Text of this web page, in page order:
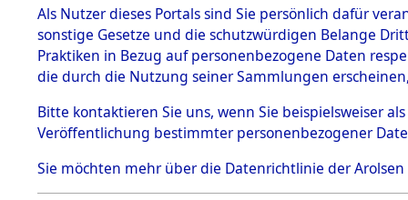
mente
5. Verschiedenes
5.3
Todesmärsche
5.3.1 Alliierte
Erhebungen
zu
Todesmärsch
en
5.3.2
Als Nutzer dieses Portals sind Sie persönlich dafür
sonstige Gesetze und die schutzwürdigen Belange
Praktiken in Bezug auf personenbezogene Daten
die durch die Nutzung seiner Sammlungen
Bitte kontaktieren Sie uns, wenn Sie beispielsweiser
Veröffentlichung bestimmter personenbezogener
Sie möchten mehr über die Datenrichtlinie der Arolsen